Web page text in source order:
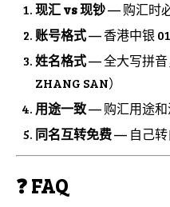
现汇 vs 现钞— 购汇时
账号格式— 香港中银
姓名格式— 全大写拼音
ZHANG SAN）
用途一致— 购汇用途和
同名互转免费— 自己转
❓ FAQ